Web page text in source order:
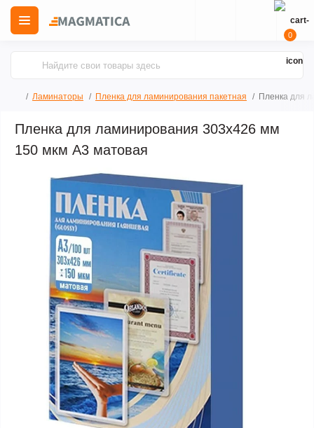
0
Ламинаторы Пленка для ламинирования пакетная Пленка для
Пленка для ламинирования 303x426 мм
150 мкм А3 матовая